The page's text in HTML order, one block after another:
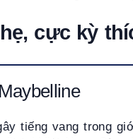
cực kỳ
tiếng vang trong